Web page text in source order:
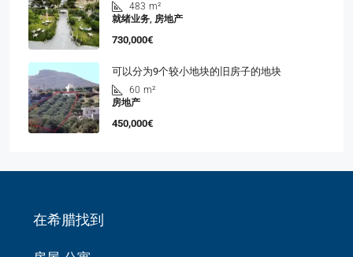
483 m²
就绪业务, 房地产
730,000€
可以分为9个较小地块的旧房子的地块
60 m²
房地产
450,000€
在希腊找到